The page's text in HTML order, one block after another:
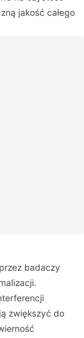
jakość całego
badaczy
zwiększyć do